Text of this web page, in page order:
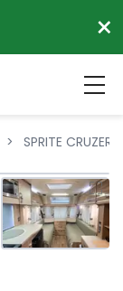
×
SPRITE CRUZER